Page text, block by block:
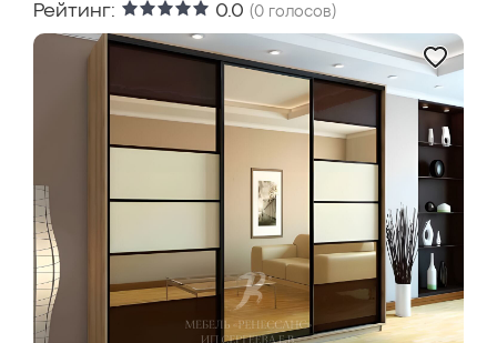
Рейтинг: 0.0 (0 голосов)